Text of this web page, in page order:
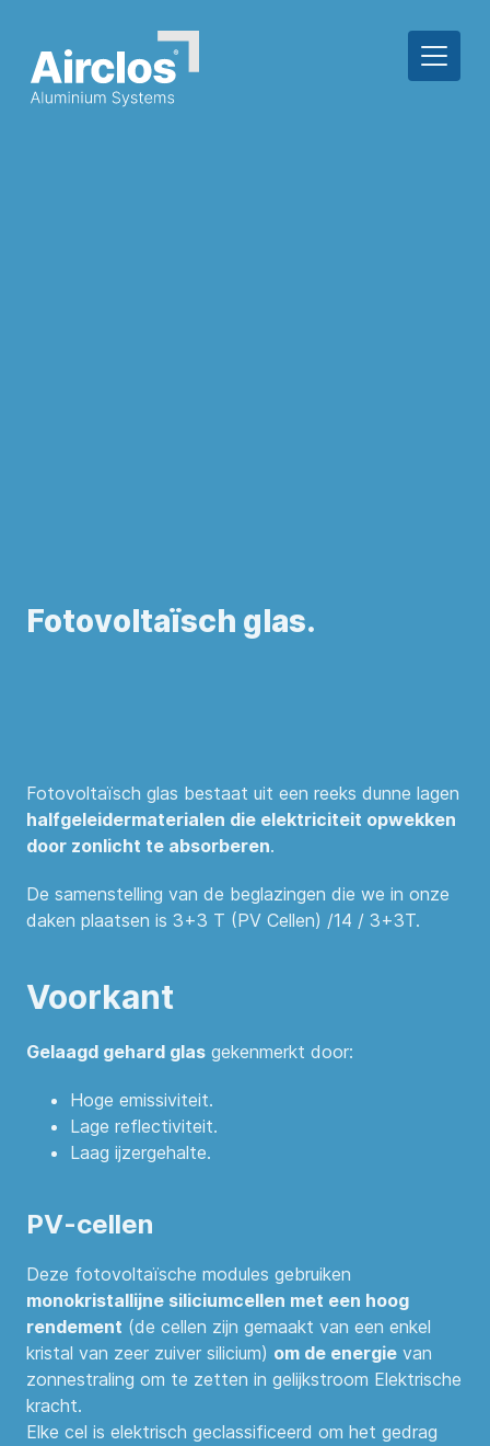
Fotovoltaïsch glas.
Fotovoltaïsch glas bestaat uit een reeks dunne lagen
halfgeleidermaterialen die elektriciteit opwekken
door zonlicht te absorberen.
De samenstelling van de beglazingen die we in onze
daken plaatsen is 3+3 T (PV Cellen) /14 / 3+3T.
Voorkant
Gelaagd gehard glasgekenmerkt door:
Hoge emissiviteit.
Lage reflectiviteit.
Laag ijzergehalte.
PV-cellen
Deze fotovoltaïsche modules gebruiken
monokristallijne siliciumcellen met een hoog
rendement (de cellen zijn gemaakt van een enkel
kristal van zeer zuiver silicium) om de energievan
zonnestraling om te zetten in gelijkstroom Elektrische
kracht.
Elke cel is elektrisch geclassificeerd om het gedrag